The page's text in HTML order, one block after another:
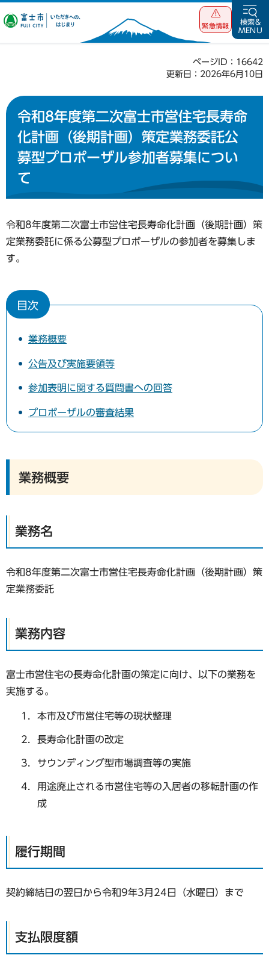
富士市 いただ
緊急情報
検索&
MENU
ページID：16642
更新日：2026年6月10日
令和8年度第二次富士市営住宅長寿命
化計画（後期計画）策定業務委託公
募型プロポーザル参加者募集につい
て
令和8年度第二次富士市営住宅長寿命化計画（後期計画）策
定業務委託に係る公募型プロポーザルの参加者を募集しま
す。
目次
業務概要
公告及び実施要領等
参加表明に関する質問書への回答
プロポーザルの審査結果
業務概要
業務名
令和8年度第二次富士市営住宅長寿命化計画（後期計画）策
定業務委託
業務内容
富士市営住宅の長寿命化計画の策定に向け、以下の業務を
実施する。
本市及び市営住宅等の現状整理
長寿命化計画の改定
サウンディング型市場調査等の実施
用途廃止される市営住宅等の入居者の移転計画の作
成
履行期間
契約締結日の翌日から令和9年3月24日（水曜日）まで
支払限度額